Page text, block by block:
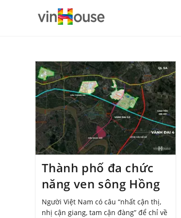
Thành phố đa chức
năng ven sông Hồng
Người Việt Nam có câu “nhất cận thị,
nhị cận giang, tam cận đàng” để chỉ về